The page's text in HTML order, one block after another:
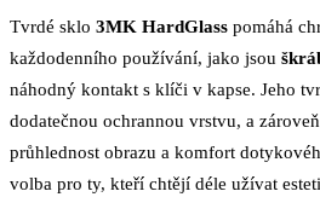
Tvrdé sklo 3MK HardGlass pomáhá
každodenního používání, jako jsou
náhodný kontakt s klíči v kapse. Jeho
dodatečnou ochrannou vrstvu, a
průhlednost obrazu a komfort
volba pro ty, kteří chtějí déle užívat